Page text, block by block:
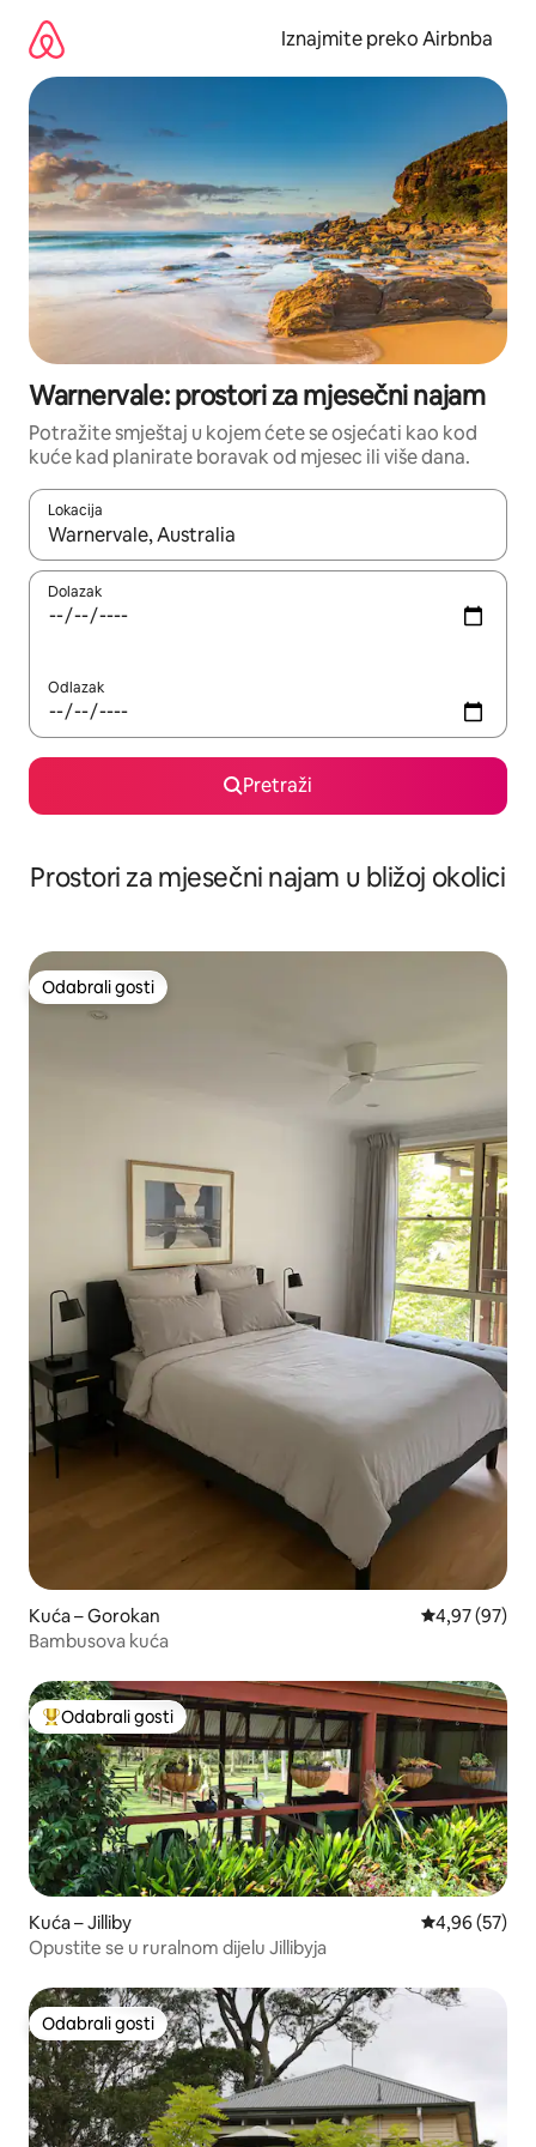
sadržaj
Iznajmite preko Airbnba
Warnervale: prostori za mjesečni najam
Potražite smještaj u kojem ćete se osjećati kao kod
kuće kad planirate boravak od mjesec ili više dana.
Lokacija
Kada budu dostupni rezultati, moći ćete ih pregledati
Dolazak
Odlazak
Pretraži
Prostori za mjesečni najam u bližoj okolici
Odabrali gosti
Odabrali gosti
Kuća – Gorokan Prosječna
4,97 (97)
Bambusova kuća
Među najviše rangiranima s oznakom „Odabrali gosti”
Odabrali gosti
Kuća – Jilliby Prosječna
4,96 (57)
Opustite se u ruralnom dijelu Jillibyja
Odabrali gosti
Odabrali gosti